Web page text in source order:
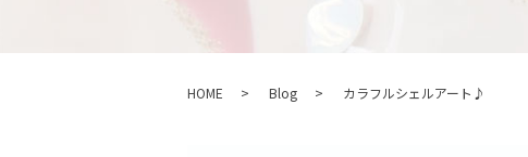
HOME Blog カラフルシェルアート♪